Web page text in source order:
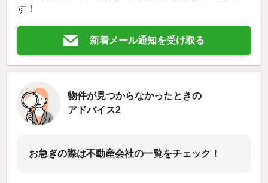
す！
新着メール通知を受け取る
物件が見つからなかったときの
アドバイス2
お急ぎの際は不動産会社の一覧をチェック！